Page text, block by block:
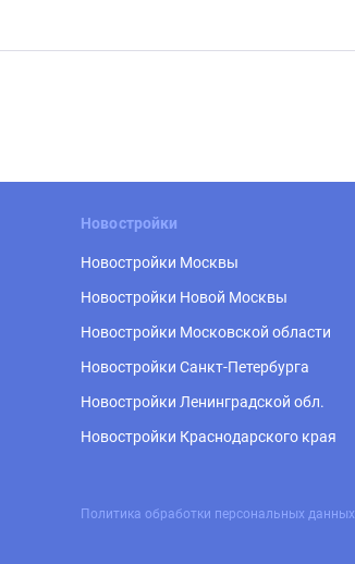
Новостройки
Новостройки Москвы
Новостройки Новой Москвы
Новостройки Московской области
Новостройки Санкт-Петербурга
Новостройки Ленинградской обл.
Новостройки Краснодарского края
Политика обработки персональных данных